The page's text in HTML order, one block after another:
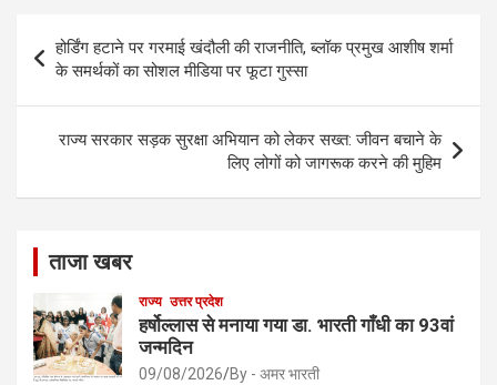
o
k
Post
navigation
होर्डिंग हटाने पर गरमाई खंदौली की राजनीति, ब्लॉक प्रमुख आशीष शर्मा
के समर्थकों का सोशल मीडिया पर फूटा गुस्सा
राज्य सरकार सड़क सुरक्षा अभियान को लेकर सख्त: जीवन बचाने के
लिए लोगों को जागरूक करने की मुहिम
ताजा खबर
राज्य उत्तर प्रदेश
हर्षोल्लास से मनाया गया डा. भारती गाँधी का 93वां
जन्मदिन
09/08/2026 By - अमर भारती